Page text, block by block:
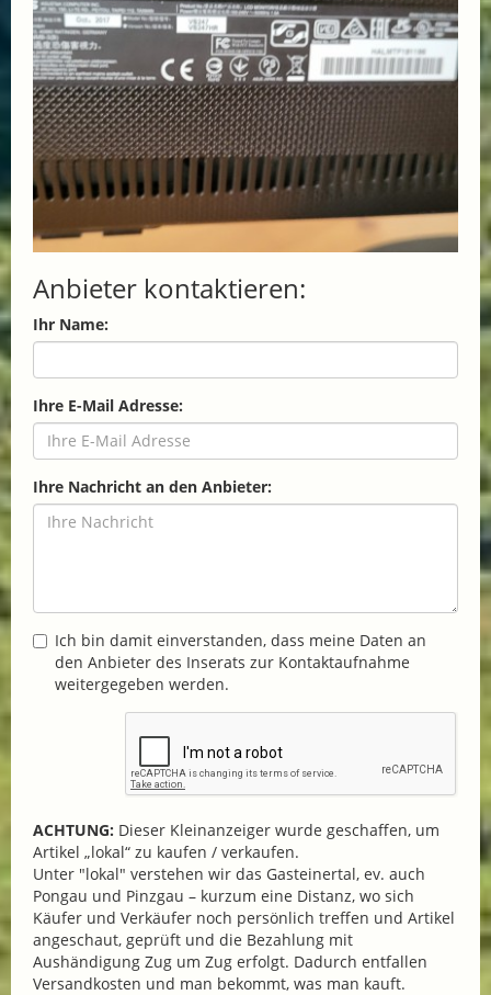
Anbieter kontaktieren:
Ihr Name:
Ihre E-Mail Adresse:
Ihre Nachricht an den Anbieter:
Ich bin damit einverstanden, dass meine Daten an
den Anbieter des Inserats zur Kontaktaufnahme
weitergegeben werden.
ACHTUNG: Dieser Kleinanzeiger wurde geschaffen, um
Artikel „lokal“ zu kaufen / verkaufen.
Unter "lokal" verstehen wir das Gasteinertal, ev. auch
Pongau und Pinzgau – kurzum eine Distanz, wo sich
Käufer und Verkäufer noch persönlich treffen und Artikel
angeschaut, geprüft und die Bezahlung mit
Aushändigung Zug um Zug erfolgt. Dadurch entfallen
Versandkosten und man bekommt, was man kauft.